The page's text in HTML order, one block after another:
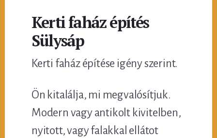
Kerti faház építés
Sülysáp
Kerti faház építése igény szerint.
Ön kitalálja, mi megvalósítjuk.
Modern vagy antikolt kivitelben,
nyitott, vagy falakkal ellátot